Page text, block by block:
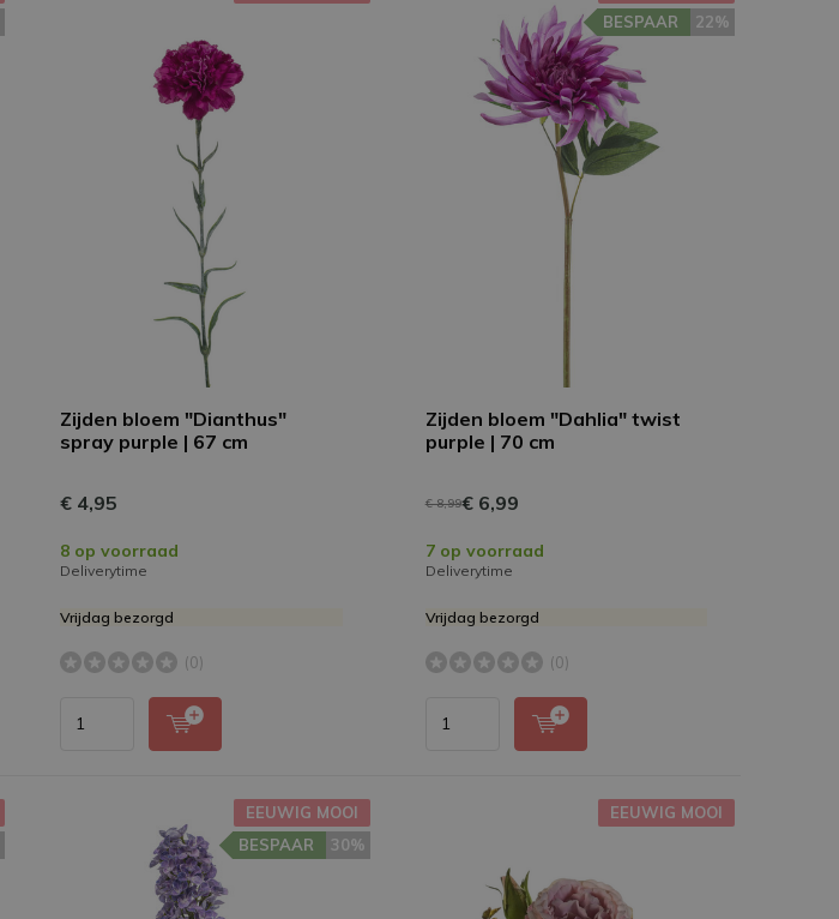
Zijden bloem "Dianthus"
spray purple | 67 cm
€ 4,95
8 op voorraad
Deliverytime
Vrijdag bezorgd
(0)
Zijden bloem "Dahlia" twist
purple | 70 cm
22%
BESPAAR
€ 8,99€ 6,99
7 op voorraad
Deliverytime
Vrijdag bezorgd
(0)
EEUWIG MOOI
30%
BESPAAR
EEUWIG MOOI